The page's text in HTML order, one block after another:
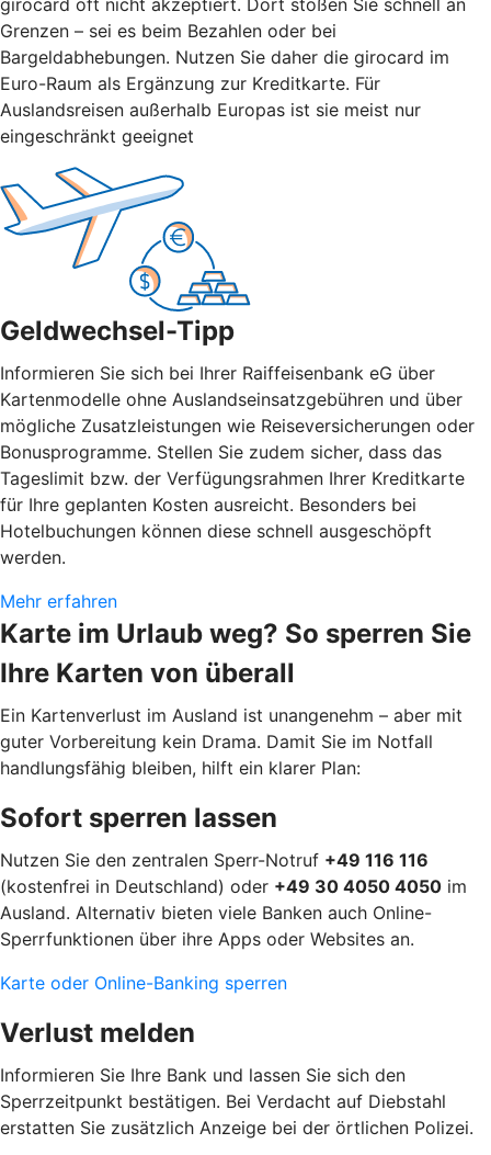
Grenzen – sei es beim Bezahlen oder bei
Bargeldabhebungen. Nutzen Sie daher die girocard im
Euro-Raum als Ergänzung zur Kreditkarte. Für
Auslandsreisen außerhalb Europas ist sie meist nur
eingeschränkt geeignet
Geldwechsel-Tipp
Informieren Sie sich bei Ihrer Raiffeisenbank eG über
Kartenmodelle ohne Auslandseinsatzgebühren und über
mögliche Zusatzleistungen wie Reiseversicherungen oder
Bonusprogramme. Stellen Sie zudem sicher, dass das
Tageslimit bzw. der Verfügungsrahmen Ihrer Kreditkarte
für Ihre geplanten Kosten ausreicht. Besonders bei
Hotelbuchungen können diese schnell ausgeschöpft
werden.
Mehr erfahren
Karte im Urlaub weg? So sperren Sie
Ihre Karten von überall
Ein Kartenverlust im Ausland ist unangenehm – aber mit
guter Vorbereitung kein Drama. Damit Sie im Notfall
handlungsfähig bleiben, hilft ein klarer Plan:
Sofort sperren lassen
Nutzen Sie den zentralen Sperr-Notruf +49 116 116
(kostenfrei in Deutschland) oder +49 30 4050 4050 im
Ausland. Alternativ bieten viele Banken auch Online-
Sperrfunktionen über ihre Apps oder Websites an.
Karte oder Online-Banking sperren
Verlust melden
Informieren Sie Ihre Bank und lassen Sie sich den
Sperrzeitpunkt bestätigen. Bei Verdacht auf Diebstahl
erstatten Sie zusätzlich Anzeige bei der örtlichen Polizei.